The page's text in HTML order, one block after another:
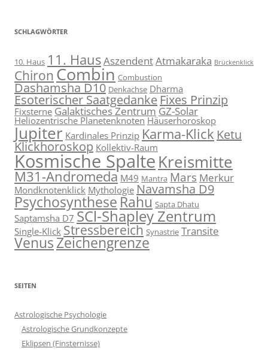
SCHLAGWÖRTER
10. Haus 11. HausAszendentAtmakaraka Brückenklick
ChironCombin Combustion
Dashamsha D10 Denkachse Dharma
Esoterischer Saatgedanke Fixes Prinzip
FixsterneGalaktisches Zentrum GZ-Solar
Heliozentrische PlanetenknotenHäuserhoroskop
Jupiter Kardinales Prinzip Karma-Klick Ketu
Klickhoroskop Kollektiv-Raum
Kosmische SpalteKreismitte
M31-Andromeda M49 Mantra Mars Merkur
Mondknotenklick Mythologie Navamsha D9
Psychosynthese Rahu Sapta Dhatu
Saptamsha D7 SCl-Shapley Zentrum
Single-Klick Stressbereich Synastrie Transite
VenusZeichengrenze
SEITEN
Astrologische Psychologie
Astrologische Grundkonzepte
Eklipsen (Finsternisse)